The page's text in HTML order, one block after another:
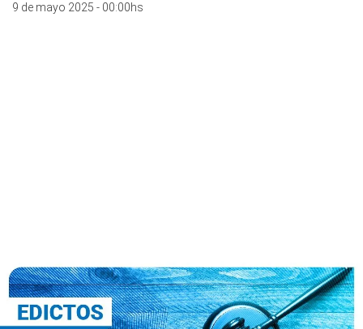
9 de mayo 2025 - 00:00hs